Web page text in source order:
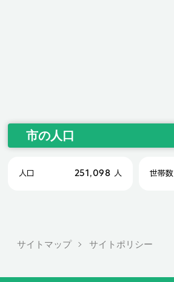
市の人口
人口 251,098 人 世帯数
サイトマップ サイトポリシー